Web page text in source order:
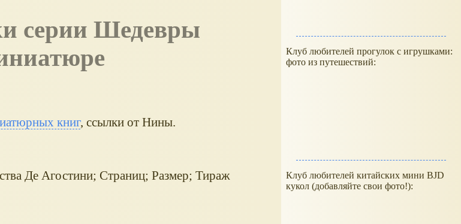
книг, ссылки от Нины.
Де Агостини; Страниц; Размер; Тираж
Клуб любителей прогулок с игрушками:
фото из путешествий:
Клуб любителей китайских мини BJD
кукол (добавляйте свои фото!):